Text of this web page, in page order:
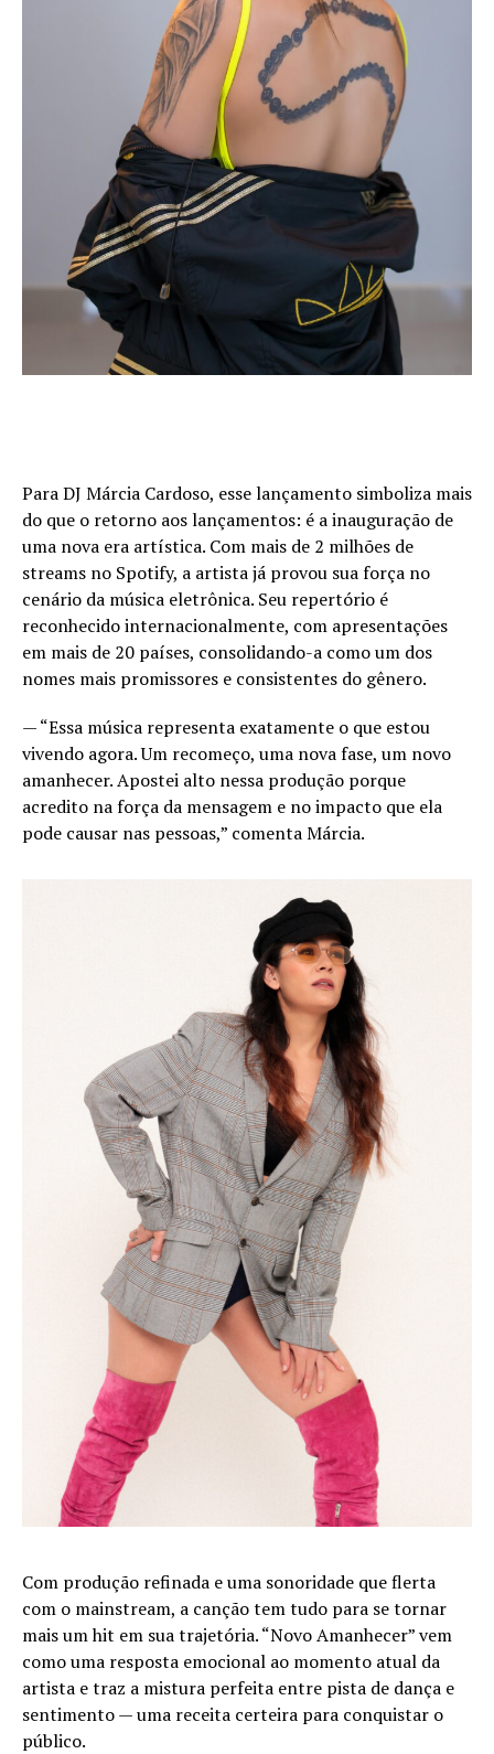
Para DJ Márcia Cardoso, esse lançamento simboliza mais
do que o retorno aos lançamentos: é a inauguração de
uma nova era artística. Com mais de 2 milhões de
streams no Spotify, a artista já provou sua força no
cenário da música eletrônica. Seu repertório é
reconhecido internacionalmente, com apresentações
em mais de 20 países, consolidando-a como um dos
nomes mais promissores e consistentes do gênero.
— “Essa música representa exatamente o que estou
vivendo agora. Um recomeço, uma nova fase, um novo
amanhecer. Apostei alto nessa produção porque
acredito na força da mensagem e no impacto que ela
pode causar nas pessoas,” comenta Márcia.
Com produção refinada e uma sonoridade que flerta
com o mainstream, a canção tem tudo para se tornar
mais um hit em sua trajetória. “Novo Amanhecer” vem
como uma resposta emocional ao momento atual da
artista e traz a mistura perfeita entre pista de dança e
sentimento — uma receita certeira para conquistar o
público.